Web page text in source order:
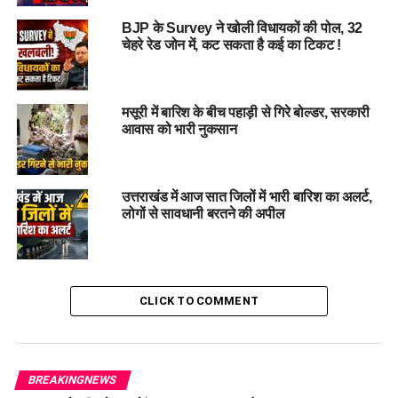
निरंतर जारी है, जो करोड़ों देशवासियों के लिए प्रेरणादायक है।
मिलता है फल
BJP के Survey ने खोली विधायकों की पोल, 32
चेहरे रेड जोन में, कट सकता है कई का टिकट !
मसूरी में बारिश के बीच पहाड़ी से गिरे बोल्डर, सरकारी
आवास को भारी नुकसान
उत्तराखंड में आज सात जिलों में भारी बारिश का अलर्ट,
लोगों से सावधानी बरतने की अपील
CLICK TO COMMENT
BREAKINGNEWS